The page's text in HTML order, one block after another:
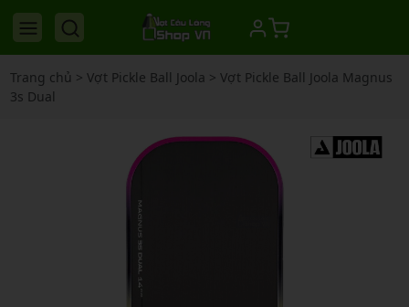
Trang chủ > Vợt Pickle Ball Joola > Vợt Pickle Ball Joola Magnus
3s Dual